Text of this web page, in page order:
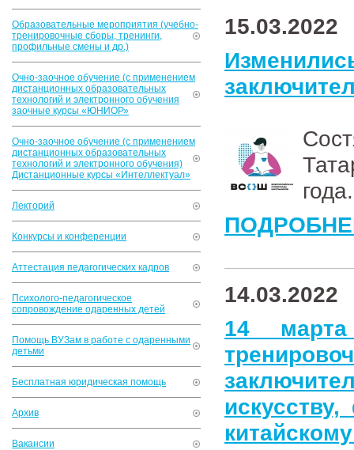
Образовательные мероприятия (учебно-
тренировочные сборы, тренинги,
профильные смены и др.)
Очно-заочное обучение (с применением
дистанционных образовательных
технологий и электронного обучения
заочные курсы «ЮНИОР»
Очно-заочное обучение (с применением
дистанционных образовательных
технологий и электронного обучения)
Дистанционные курсы «Интеллектуал»
Лекторий
Конкурсы и конференции
Аттестация педагогических кадров
Психолого-педагогическое
сопровождение одаренных детей
Помощь ВУЗам в работе с одаренными
детьми
Бесплатная юридическая помощь
Архив
Вакансии
15.03.2022
года.
14.03.2022
14